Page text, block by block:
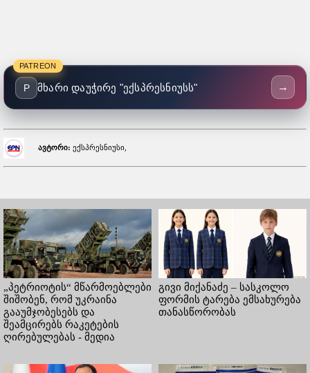
PATREON
P მხარი დაუჭირე "ექსპრესნიუსს" →
ავტორი: ექსპრესნიუსი,
„პეტრიოტის“ მწარმოებლები
შიშობენ, რომ უკრაინა
გააუმჯობესებს და
შეამცირებს რაკეტების
ღირებულებას - მედია
გივი მიქანაძე – სასკოლო
ფორმის ტარება ემსახურება
თანასწორობას